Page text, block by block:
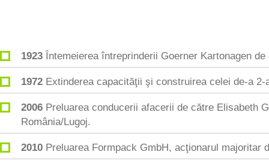
1923 Întemeierea întreprinderii Goerner Kartonagen
1972 Extinderea capacităţii şi construirea celei de-a
2006 Preluarea conducerii afacerii de către Elisabeth
România/Lugoj.
2010 Preluarea Formpack GmbH, acţionarul majoritar